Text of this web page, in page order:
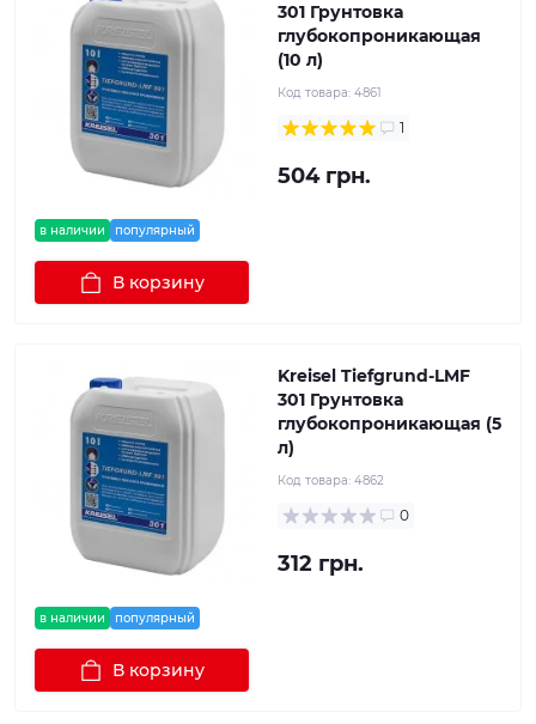
в наличии популярный
301 Грунтовка
глубокопроникающая
(10 л)
Код товара: 4861
1
504 грн.
В корзину
в наличии популярный
Kreisel Tiefgrund-LMF
301 Грунтовка
глубокопроникающая (5
л)
Код товара: 4862
0
312 грн.
В корзину